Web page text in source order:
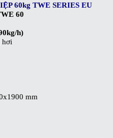
60kg TWE SERIES EU
60
h)
hơi
mm